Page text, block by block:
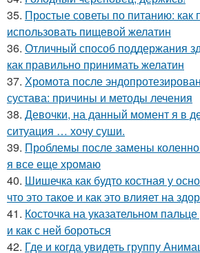
35. Простые советы по питанию: как
использовать пищевой желатин
36. Отличный способ поддержания
как правильно принимать желатин
37. Хромота после
сустава: причины и методы лечения
38. Девочки, на данный момент я в
ситуация … хочу суши.
39. Проблемы после замены
я все еще хромаю
40. Шишечка как будто костная у
что это такое и как это влияет на
41. Косточка на указательном пальце
и как с ней бороться
42. Где и когда увидеть группу